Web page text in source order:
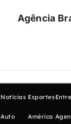
Agência
Notícias
Auto
Esportes
América